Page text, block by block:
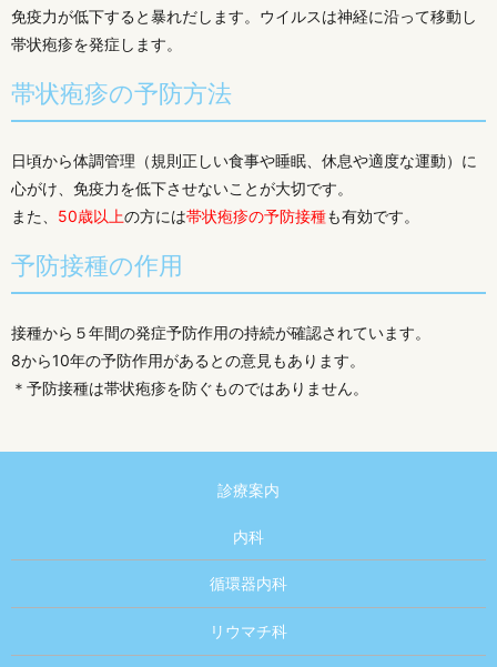
免疫力が低下すると暴れだします。ウイルスは神経に沿って移動し
帯状疱疹を発症します。
帯状疱疹の予防方法
日頃から体調管理（規則正しい食事や睡眠、休息や適度な運動）に
心がけ、免疫力を低下させないことが大切です。
また、 50歳以上の方には帯状疱疹の予防接種も有効です。
予防接種の作用
接種から５年間の発症予防作用の持続が確認されています。
8から10年の予防作用があるとの意見もあります。
＊予防接種は帯状疱疹を防ぐものではありません。
診療案内
内科
循環器内科
リウマチ科